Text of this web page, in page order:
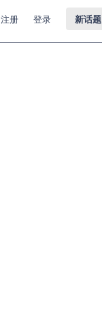
注册 登录 新话题